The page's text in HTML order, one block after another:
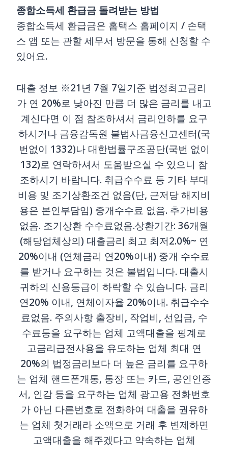
종합소득세 환급금 돌려받는 방법
종합소득세 환급금은 홈택스 홈페이지 / 손택
스 앱 또는 관할 세무서 방문을 통해 신청할 수
있어요.
대출 정보 ※21년 7월 7일기준 법정최고금리
가 연 20%로 낮아진 만큼 더 많은 금리를 내고
계신다면 이 점 참조하셔서 금리인하를 요구
하시거나 금융감독원 불법사금융신고센터(국
번없이 1332)나 대한법률구조공단(국번 없이
132)로 연락하셔서 도움받으실 수 있으니 참
조하시기 바랍니다. 취급수수료 등 기타 부대
비용 및 조기상환조건 없음(단, 근저당 해지비
용은 본인부담임) 중개수수료 없음. 추가비용
없음. 조기상환 수수료없음.상환기간: 36개월
(해당업체상의) 대출금리 최고 최저2.0%~ 연
20%이내 (연체금리 연20%이내) 중개 수수료
를 받거나 요구하는 것은 불법입니다. 대출시
귀하의 신용등급이 하락할 수 있습니다. 금리
연20% 이내, 연체이자율 20%이내. 취급수수
료없음. 주의사항 출장비, 작업비, 선입금, 수
수료등을 요구하는 업체 고액대출을 핑계로
고금리급전사용을 유도하는 업체 최대 연
20%의 법정금리보다 더 높은 금리를 요구하
는 업체 핸드폰개통, 통장 또는 카드, 공인인증
서, 인감 등을 요구하는 업체 광고용 전화번호
가 아닌 다른번호로 전화하여 대출을 권유하
는 업체 첫거래라 소액으로 거래 후 변제하면
고액대출을 해주겠다고 약속하는 업체